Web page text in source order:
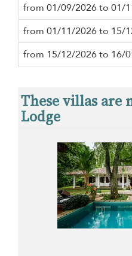
from 01/09/2026 to 01/
from 01/11/2026 to 15/
from 15/12/2026 to 16/
These villas are
Lodge